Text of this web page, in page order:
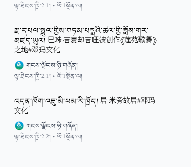
ལྟ་ཐེངས་ཁྲི་2.1། • ལོ་1སྔོན་ལ།
རྫ་དཔལ་སྤྲུལ་གྱིས་གཏམ་པདྨའི་ཚལ་གྱི་ཟློས་གར་
མཛད་ཡུལ། 巴珠·吉麦却吉旺波创作《莲苑歌舞》
之地#邓玛文化
གངས་ལྗོངས་ཉི་གཞོན།
ལྟ་ཐེངས་ཁྲི་2.1། • ལོ་1སྔོན་ལ།
འདན་ཁོག་འཇུ་མི་ཕམ་རི་ཁྲོད། 居·米旁故居#邓玛
文化
གངས་ལྗོངས་ཉི་གཞོན།
ལྟ་ཐེངས་ཁྲི་2.2། • ལོ་1སྔོན་ལ།